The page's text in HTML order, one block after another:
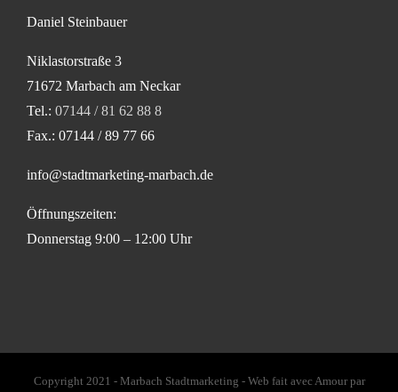
Daniel Steinbauer
Niklastorstraße 3
71672 Marbach am Neckar
Tel.: 07144 / 81 62 88 8
Fax.: 07144 / 89 77 66
info@stadtmarketing-marbach.de
Öffnungszeiten:
Donnerstag 9:00 – 12:00 Uhr
Copyright 2021 - Marbach Stadtmarketing - Web fait avec Amour par